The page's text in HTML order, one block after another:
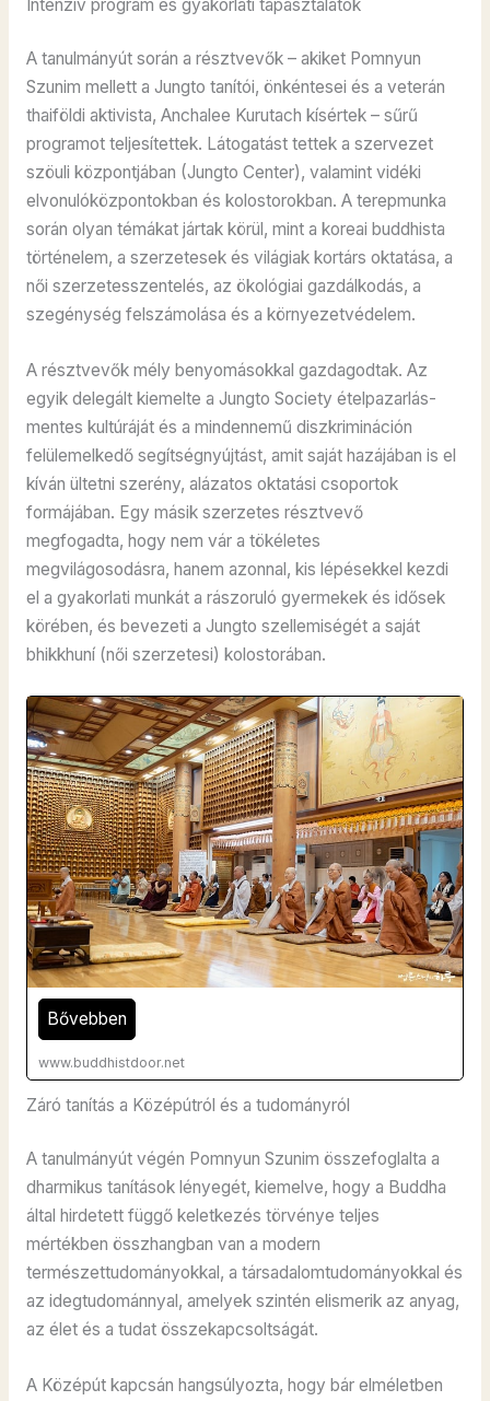
Intenzív program és gyakorlati tapasztalatok
A tanulmányút során a résztvevők – akiket Pomnyun
Szunim mellett a Jungto tanítói, önkéntesei és a veterán
thaiföldi aktivista, Anchalee Kurutach kísértek – sűrű
programot teljesítettek. Látogatást tettek a szervezet
szöuli központjában (Jungto Center), valamint vidéki
elvonulóközpontokban és kolostorokban. A terepmunka
során olyan témákat jártak körül, mint a koreai buddhista
történelem, a szerzetesek és világiak kortárs oktatása, a
női szerzetesszentelés, az ökológiai gazdálkodás, a
szegénység felszámolása és a környezetvédelem.
A résztvevők mély benyomásokkal gazdagodtak. Az
egyik delegált kiemelte a Jungto Society ételpazarlás-
mentes kultúráját és a mindennemű diszkrimináción
felülemelkedő segítségnyújtást, amit saját hazájában is el
kíván ültetni szerény, alázatos oktatási csoportok
formájában. Egy másik szerzetes résztvevő
megfogadta, hogy nem vár a tökéletes
megvilágosodásra, hanem azonnal, kis lépésekkel kezdi
el a gyakorlati munkát a rászoruló gyermekek és idősek
körében, és bevezeti a Jungto szellemiségét a saját
bhikkhuní (női szerzetesi) kolostorában.
Bővebben
www.buddhistdoor.net
Záró tanítás a Középútról és a tudományról
A tanulmányút végén Pomnyun Szunim összefoglalta a
dharmikus tanítások lényegét, kiemelve, hogy a Buddha
által hirdetett függő keletkezés törvénye teljes
mértékben összhangban van a modern
természettudományokkal, a társadalomtudományokkal és
az idegtudománnyal, amelyek szintén elismerik az anyag,
az élet és a tudat összekapcsoltságát.
A Középút kapcsán hangsúlyozta, hogy bár elméletben